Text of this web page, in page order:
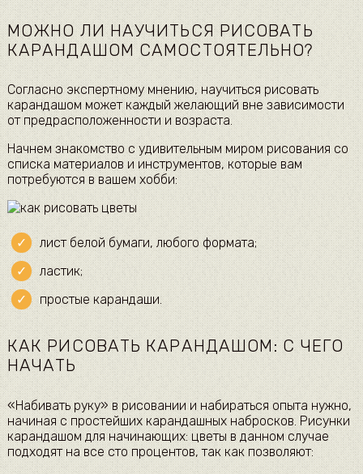
МОЖНО ЛИ НАУЧИТЬСЯ РИСОВАТЬ
КАРАНДАШОМ САМОСТОЯТЕЛЬНО?
Согласно экспертному мнению, научиться рисовать
карандашом может каждый желающий вне зависимости
от предрасположенности и возраста.
Начнем знакомство с удивительным миром рисования со
списка материалов и инструментов, которые вам
потребуются в вашем хобби:
лист белой бумаги, любого формата;
ластик;
простые карандаши.
КАК РИСОВАТЬ КАРАНДАШОМ: С ЧЕГО
НАЧАТЬ
«Набивать руку» в рисовании и набираться опыта нужно,
начиная с простейших карандашных набросков. Рисунки
карандашом для начинающих: цветы в данном случае
подходят на все сто процентов, так как позволяют: